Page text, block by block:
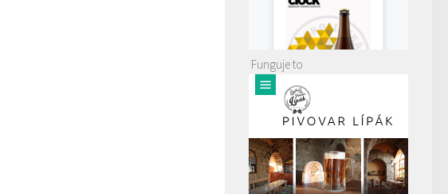
Funguje to